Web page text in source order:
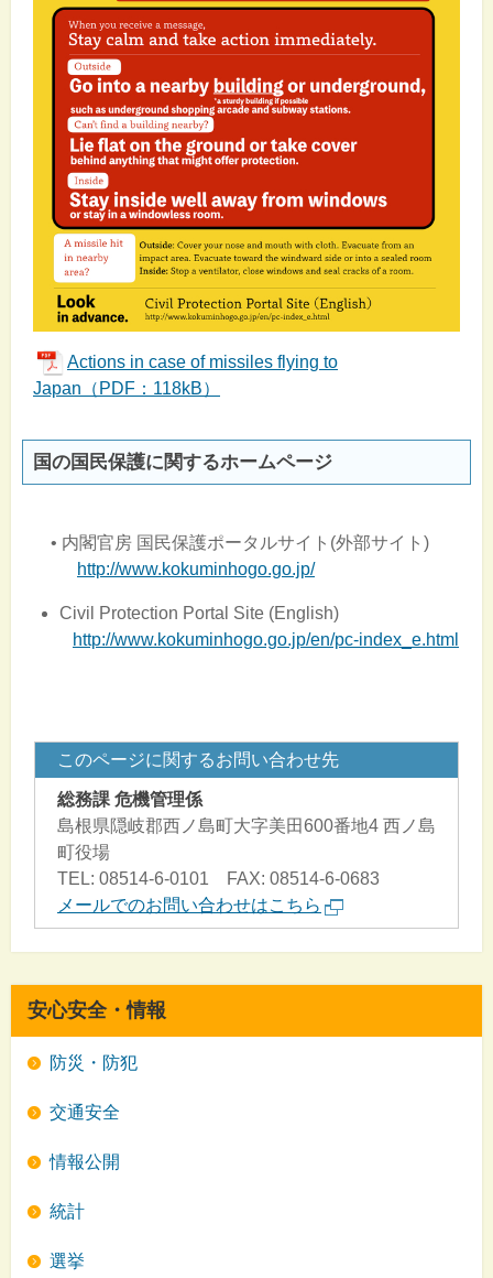
Actions in case of missiles flying to
Japan（PDF：118kB）
国の国民保護に関するホームページ
• 内閣官房 国民保護ポータルサイト(外部サイト)
http://www.kokuminhogo.go.jp/
Civil Protection Portal Site (English)
http://www.kokuminhogo.go.jp/en/pc-index_e.html
このページに関するお問い合わせ先
総務課 危機管理係
島根県隠岐郡西ノ島町大字美田600番地4 西ノ島
町役場
TEL: 08514-6-0101 FAX: 08514-6-0683
メールでのお問い合わせはこちら
安心安全・情報
防災・防犯
交通安全
情報公開
統計
選挙